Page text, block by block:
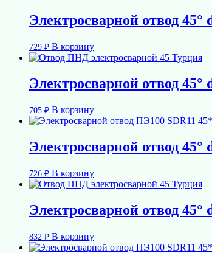
Электросварной отвод
729 ₽ В корзину
Электросварной отвод
705 ₽ В корзину
Электросварной отвод
726 ₽ В корзину
Электросварной отвод
832 ₽ В корзину